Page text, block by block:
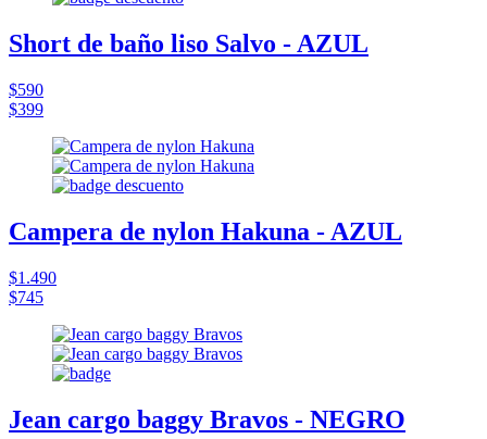
Short de baño liso Salvo - AZUL
$590
$399
Campera de nylon Hakuna - AZUL
$1.490
$745
Jean cargo baggy Bravos - NEGRO